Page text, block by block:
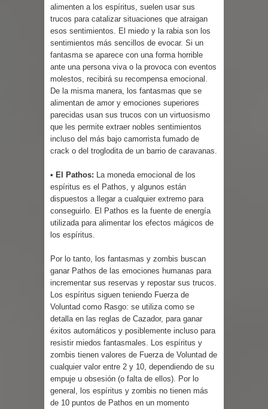
alimenten a los espíritus, suelen usar sus
trucos para catalizar situaciones que atraigan
esos sentimientos. El miedo y la rabia son los
sentimientos más sencillos de evocar. Si un
fantasma se aparece con una forma horrible
ante una persona viva o la provoca con eventos
molestos, recibirá su recompensa emocional.
De la misma manera, los fantasmas que se
alimentan de amor y emociones superiores
parecidas usan sus trucos con un virtuosismo
que les permite extraer nobles sentimientos
incluso del más bajo camorrista fumado de
crack o del troglodita de un barrio de caravanas.
• El Pathos:
La moneda emocional de los
espíritus es el Pathos, y algunos están
dispuestos a llegar a cualquier extremo para
conseguirlo. El Pathos es la fuente de energía
utilizada para alimentar los efectos mágicos de
los espíritus.
Por lo tanto, los fantasmas y zombis buscan
ganar Pathos de las emociones humanas para
incrementar sus reservas y repostar sus trucos.
Los espíritus siguen teniendo Fuerza de
Voluntad como Rasgo: se utiliza como se
detalla en las reglas de Cazador, para ganar
éxitos automáticos y posiblemente incluso para
resistir miedos fantasmales. Los espíritus y
zombis tienen valores de Fuerza de Voluntad de
cualquier valor entre 2 y 10, dependiendo de su
empuje u obsesión (o falta de ellos). Por lo
general, los espíritus y zombis no tienen más
de 10 puntos de Pathos en un momento